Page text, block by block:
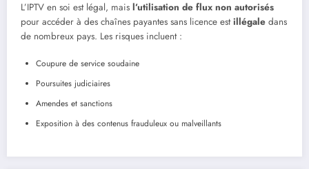
L’IPTV en soi est légal, mais l’utilisation de flux non autorisés
pour accéder à des chaînes payantes sans licence estillégale dans
de nombreux pays. Les risques incluent :
Coupure de service soudaine
Poursuites judiciaires
Amendes et sanctions
Exposition à des contenus frauduleux ou malveillants